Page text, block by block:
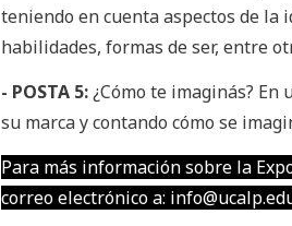
teniendo en cuenta aspectos de la
habilidades, formas de ser, entre
- POSTA 5:¿Cómo te imaginás? En
su marca y contando cómo se
Para más información sobre la
correo electrónico a: